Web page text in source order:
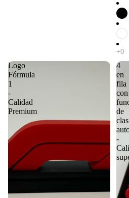
Logo
Fórmula
1
-
Calidad
Premium
4
en
fila
con
de
-